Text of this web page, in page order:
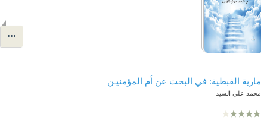
مارية القبطية: في البحث عن أم المؤمنيـن
محمد علي السيد